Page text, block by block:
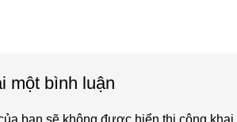
một bình luận